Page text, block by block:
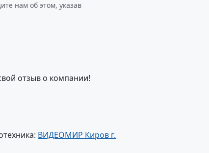
нам об этом, указав
отзыв о компании!
ВИДЕОМИР Киров г.